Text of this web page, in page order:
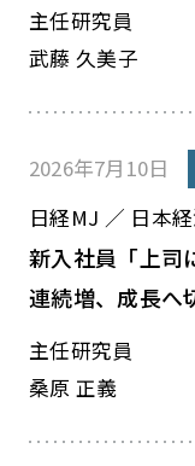
主任研究員
武藤 久美子
2026年7月10日
日経MJ ／ 日本
新入社員「上
連続増、成長へ
主任研究員
桑原 正義